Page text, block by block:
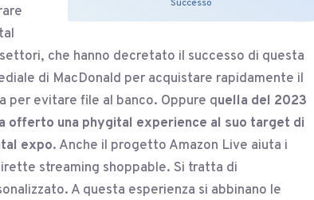
Successo
che hanno decretato il successo di questa
di MacDonald per acquistare rapidamente il
per evitare file al banco. Oppure quella del 2023
offerto una phygital experience al suo target di
expo. Anche il progetto Amazon Live aiuta i
streaming shoppable. Si tratta di
A questa esperienza si abbinano le